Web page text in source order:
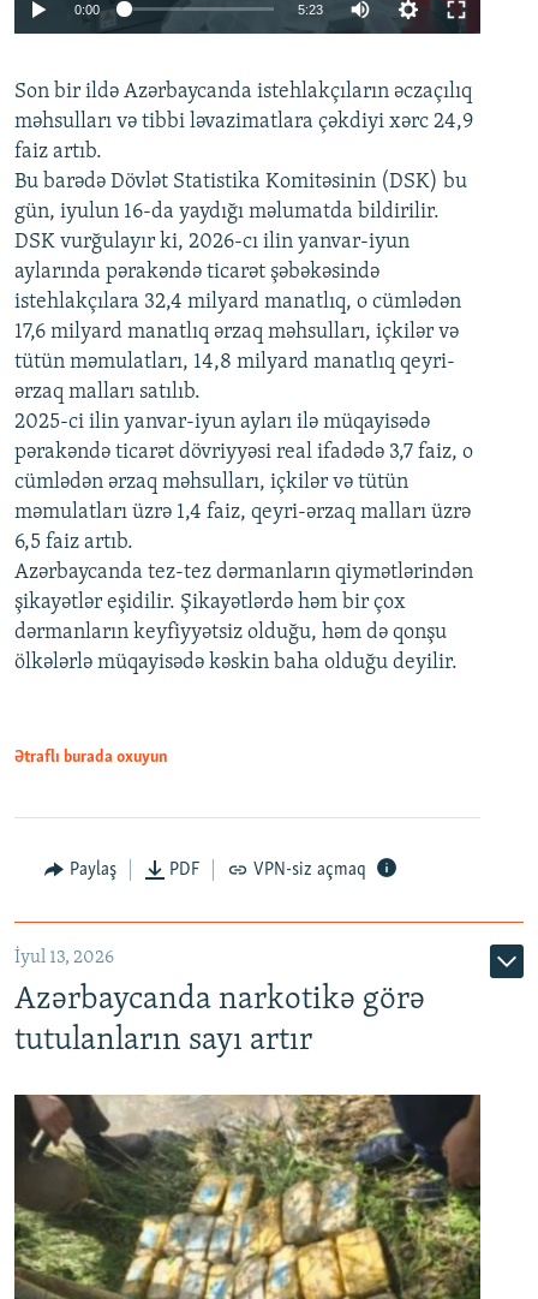
Auto 240p 360p 480p
720p 1080p
0:00 5:23
360p
480p
720p
1080p
Son bir ildə Azərbaycanda istehlakçıların əczaçılıq
məhsulları və tibbi ləvazimatlara çəkdiyi xərc 24,9
faiz artıb.
Bu barədə Dövlət Statistika Komitəsinin (DSK) bu
gün, iyulun 16-da yaydığı məlumatda bildirilir.
DSK vurğulayır ki, 2026-cı ilin yanvar-iyun
aylarında pərakəndə ticarət şəbəkəsində
istehlakçılara 32,4 milyard manatlıq, o cümlədən
17,6 milyard manatlıq ərzaq məhsulları, içkilər və
tütün məmulatları, 14,8 milyard manatlıq qeyri-
ərzaq malları satılıb.
2025-ci ilin yanvar-iyun ayları ilə müqayisədə
pərakəndə ticarət dövriyyəsi real ifadədə 3,7 faiz, o
cümlədən ərzaq məhsulları, içkilər və tütün
məmulatları üzrə 1,4 faiz, qeyri-ərzaq malları üzrə
6,5 faiz artıb.
Azərbaycanda tez-tez dərmanların qiymətlərindən
şikayətlər eşidilir. Şikayətlərdə həm bir çox
dərmanların keyfiyyətsiz olduğu, həm də qonşu
ölkələrlə müqayisədə kəskin baha olduğu deyilir.
Ətraflı burada oxuyun
Paylaş PDF VPN-siz açmaq
İyul 13, 2026
Azərbaycanda narkotikə görə
tutulanların sayı artır